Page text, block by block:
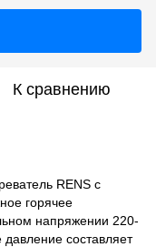
К сравнению
RENS с
горячее
напряжении 220-
составляет